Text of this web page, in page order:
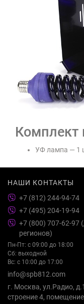
Комплект
УФ лампа — 1
НАШИ КОНТАКТЫ
+7 (812) 244-94-74
+7 (495) 204-19-94
+7 (800) 707-62-97
регионов)
Пн-Пт: с 09:00 до 18:00
Сб: выходной
Вс: с 10:00 до 17:00
info@spb812.com
г. Москва, ул.Радио,
строение 4, помещение